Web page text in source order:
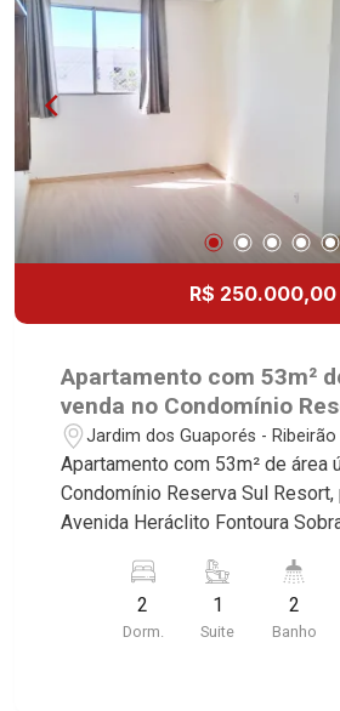
R$ 250.000,00
Apartamento com 53m²
venda no Condomínio
Resort, próximo à
Fontoura Sobral Pinto -
dos Guaporés, Ribeirão
Jardim dos Guaporés -
Apartamento com 53m² de área
Condomínio Reserva Sul
Avenida Heráclito Fontoura
Conheça as características
Martinelli Imobiliária selecionou
53m² de área útil - 2 dormitórios
2
Dorm.
1
Suite
2
Banho